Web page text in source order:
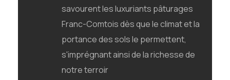
savourent les luxuriants pâturages
Franc-Comtois dès que le climat et la
portance des sols le permettent,
s'imprégnant ainsi de la richesse de
notre terroir